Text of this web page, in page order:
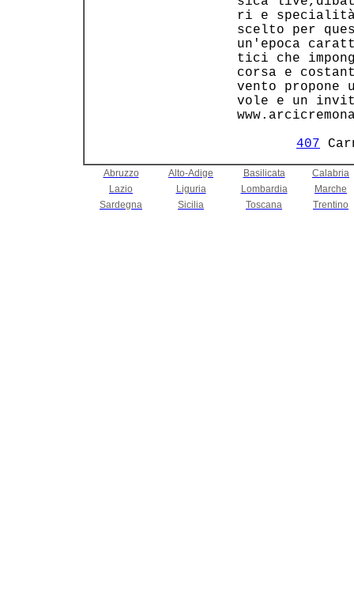
ri e
scelto per
un'epoca
tici che
corsa e
vento propone
vole e un
407
Abruzzo Alto-Adige Basilicata
Calabria
Lazio
Liguria Lombardia
Marche
Sardegna
Sicilia Toscana Trentino